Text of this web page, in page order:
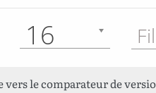
16
le comparateur de